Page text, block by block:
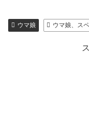
ウマ娘 ウマ娘、ス